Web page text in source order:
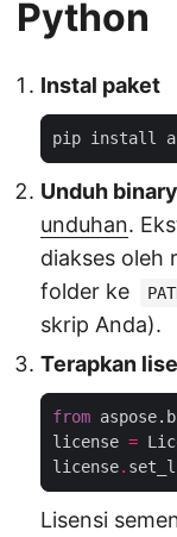
Python
Instal paket
Unduh
unduhan.
diakses oleh
folder ke
skrip Anda).
Terapkan
from
license =
license.
Lisensi